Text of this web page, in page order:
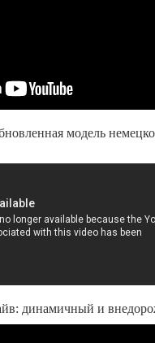
модель
динамичный и